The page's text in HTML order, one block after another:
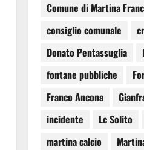
Comune di Martina
consiglio comunale
Donato Pentassuglia
fontane pubbliche
Franco Ancona
incidente
Lc Solito
martina calcio